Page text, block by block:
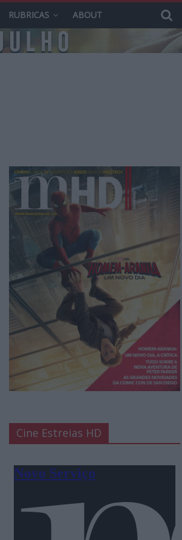
RUBRICAS ABOUT
Cine Estreias HD